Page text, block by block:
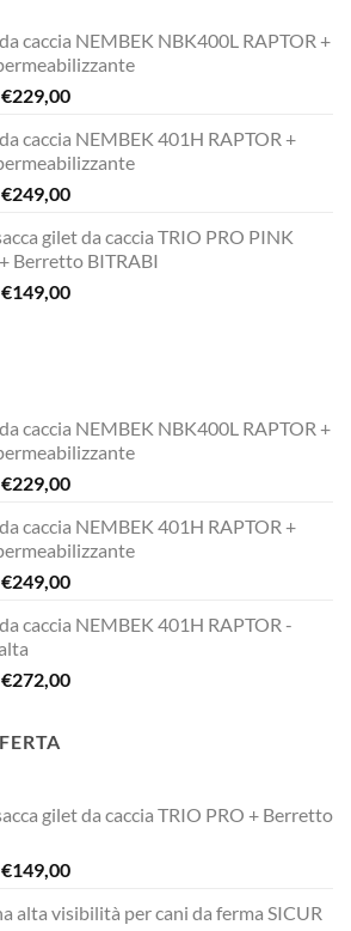
caccia NEMBEK NBK400L RAPTOR +
Il
originale
era:
€338,90.
€229,00Il
attuale
è:
€229,00.
caccia NEMBEK 401H RAPTOR +
Il
originale
era:
€338,90.
€249,00Il
attuale
è:
€249,00.
gilet da caccia TRIO PRO PINK
Berretto BITRABI
Il
€149,00Il
caccia NEMBEK NBK400L RAPTOR +
Il
originale
era:
€338,90.
€229,00Il
attuale
è:
€229,00.
caccia NEMBEK 401H RAPTOR +
Il
originale
era:
€338,90.
€249,00Il
attuale
€249,00.
caccia NEMBEK 401H RAPTOR -
Il
era:
€272,00Il
gilet da caccia TRIO PRO + Berretto
Il
originale
€149,00Il
attuale
alta visibilità per cani da ferma SICUR